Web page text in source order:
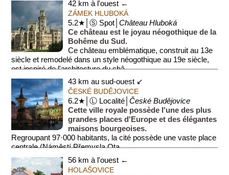
42 km à l'ouest ←
ZÁMEK HLUBOKÁ
5.2★│Ⓢ Spot│Château Hluboká
Ce château est le joyau néogothique de la
Bohême du Sud.
Ce château emblématique, construit au 13e
siècle et remodelé dans un style néogothique au 19e siècle,
est inspiré de l'architecture du châ...
43 km au sud-ouest ↙
ČESKÉ BUDĚJOVICE
6.2★│Ⓛ Localité│České Budějovice
Cette ville royale possède l'une des plus
grandes places d'Europe et des élégantes
maisons bourgeoises.
Regroupant 97·000 habitants, la cité possède une vaste place
centrale (Náměstí Přemysla Ota...
56 km à l'ouest ←
HOLAŠOVICE